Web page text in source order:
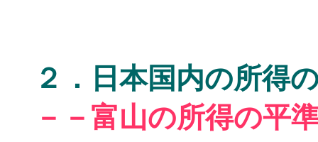
２．日本国内の所得
－－富山の所得の平